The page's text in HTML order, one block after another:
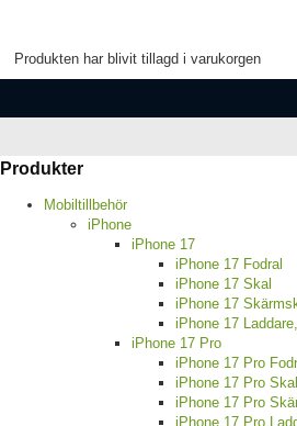
Produkten har blivit tillagd i varukorgen
Produkter
Mobiltillbehör
iPhone
iPhone 17
iPhone 17 Fodral
iPhone 17 Skal
iPhone 17
iPhone 17
iPhone 17 Pro
iPhone 17 Pro
iPhone 17 Pro Skal
iPhone 17 Pro
iPhone 17 Pro